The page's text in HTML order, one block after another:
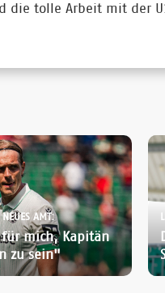
die tolle Arbeit mit der
NEUES AMT:
für mich, Kapitän
zu sein"